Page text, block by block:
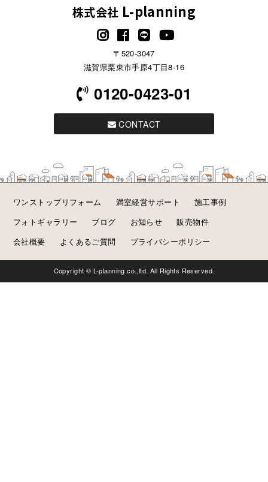
株式会社 L-planning
〒520-3047
滋賀県栗東市手原4丁目8-16
0120-0423-01
CONTACT
ワンストップリフォーム 満室経営サポート
施工事例
フォトギャラリー
ブログ お知らせ
販売物件
会社概要
よくあるご質問 プライバシーポリシー
Copyright © L-planning co.,ltd. All Rights Reserved.